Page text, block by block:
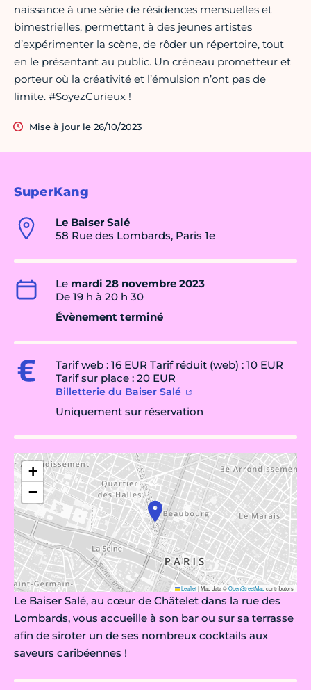
SuperKang
Le Baiser Salé
58 Rue des Lombards, Paris 1e
Le mardi 28 novembre 2023
De 19 h à 20 h 30
Évènement terminé
Tarif web : 16 EUR Tarif réduit (web) : 10 EUR
Tarif sur place : 20 EUR
Billetterie du Baiser Salé
Uniquement sur réservation
+
−
Leaflet|Map data ©OpenStreetMapcontributors
Le Baiser Salé, au cœur de Châtelet dans la rue des
Lombards, vous accueille à son bar ou sur sa terrasse
afin de siroter un de ses nombreux cocktails aux
saveurs caribéennes !
naissance à une série de résidences mensuelles et
bimestrielles, permettant à des jeunes artistes
d’expérimenter la scène, de rôder un répertoire, tout
en le présentant au public. Un créneau prometteur et
porteur où la créativité et l’émulsion n’ont pas de
limite. #SoyezCurieux !
Mise à jour le 26/10/2023